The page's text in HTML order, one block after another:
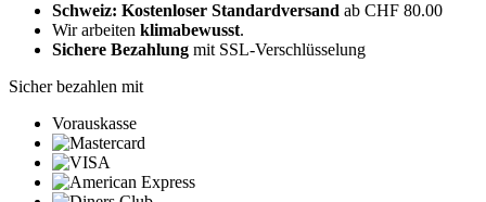
Schweiz: Kostenloser Standardversand ab CHF 80.00
Wir arbeiten klimabewusst.
Sichere Bezahlung mit SSL-Verschlüsselung
Sicher bezahlen mit
Vorauskasse